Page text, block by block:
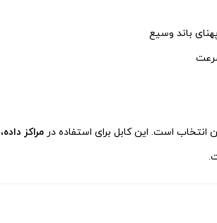
انتخاب است. این کابل برای استفاده درمراکز داده،